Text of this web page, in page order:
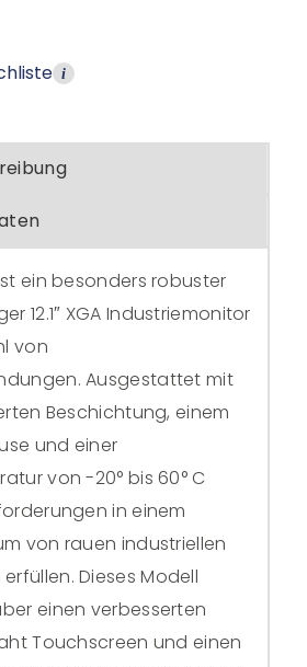
i
ist ein besonders robuster
12.1″ XGA Industriemonitor
von
Ausgestattet mit
Beschichtung, einem
und einer
von -20° bis 60° C
in einem
von rauen industriellen
Dieses Modell
einen verbesserten
Touchscreen und einen